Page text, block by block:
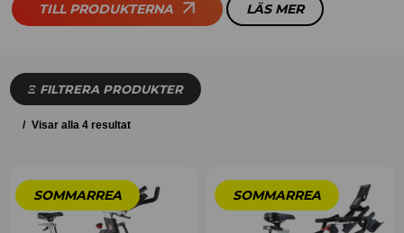
TILL PRODUKTERNA LÄS MER
FILTRERA PRODUKTER
Visar alla 4 resultat